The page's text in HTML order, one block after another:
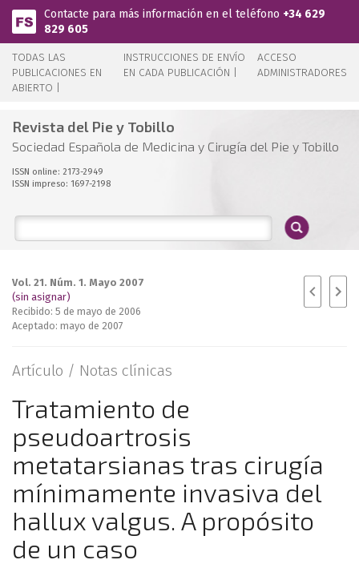
Pasar al contenido principal
Contacte para más información en el teléfono +34 629
829 605
TODAS LAS
PUBLICACIONES EN
ABIERTO |
INSTRUCCIONES DE ENVÍO
EN CADA PUBLICACIÓN |
ACCESO
ADMINISTRADORES
Revista del Pie y Tobillo
Sociedad Española de Medicina y Cirugía del Pie y Tobillo
ISSN online: 2173-2949
ISSN impreso: 1697-2198
Vol. 21. Núm. 1. Mayo 2007
(sin asignar)
Recibido: 5 de mayo de 2006
Aceptado: mayo de 2007
Artículo / Notas clínicas
Tratamiento de
pseudoartrosis
metatarsianas tras cirugía
mínimamente invasiva del
hallux valgus. A propósito
de un caso